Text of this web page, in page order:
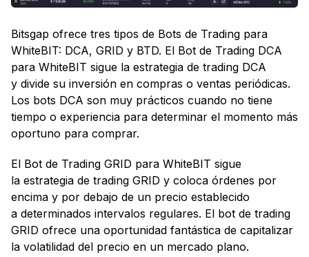
Bitsgap ofrece tres tipos de Bots de Trading para
WhiteBIT: DCA, GRID y BTD. El Bot de Trading DCA
para WhiteBIT sigue la estrategia de trading DCA
y divide su inversión en compras o ventas periódicas.
Los bots DCA son muy prácticos cuando no tiene
tiempo o experiencia para determinar el momento más
oportuno para comprar.
El Bot de Trading GRID para WhiteBIT sigue
la estrategia de trading GRID y coloca órdenes por
encima y por debajo de un precio establecido
a determinados intervalos regulares. El bot de trading
GRID ofrece una oportunidad fantástica de capitalizar
la volatilidad del precio en un mercado plano.